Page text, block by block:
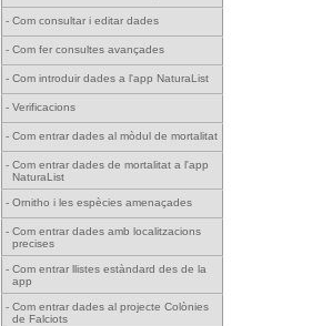
- Com consultar i editar dades
- Com fer consultes avançades
- Com introduir dades a l'app NaturaList
- Verificacions
- Com entrar dades al mòdul de mortalitat
- Com entrar dades de mortalitat a l'app
NaturaList
- Ornitho i les espècies amenaçades
- Com entrar dades amb localitzacions
precises
- Com entrar llistes estàndard des de la
app
- Com entrar dades al projecte Colònies
de Falciots